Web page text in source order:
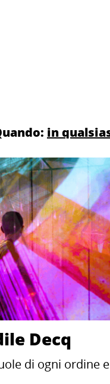
Decq
di ogni ordine e